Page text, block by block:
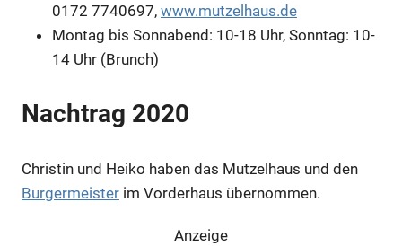
0172 7740697, www.mutzelhaus.de
Montag bis Sonnabend: 10-18 Uhr, Sonntag: 10-
14 Uhr (Brunch)
Nachtrag 2020
Christin und Heiko haben das Mutzelhaus und den
Burgermeister im Vorderhaus übernommen.
Anzeige